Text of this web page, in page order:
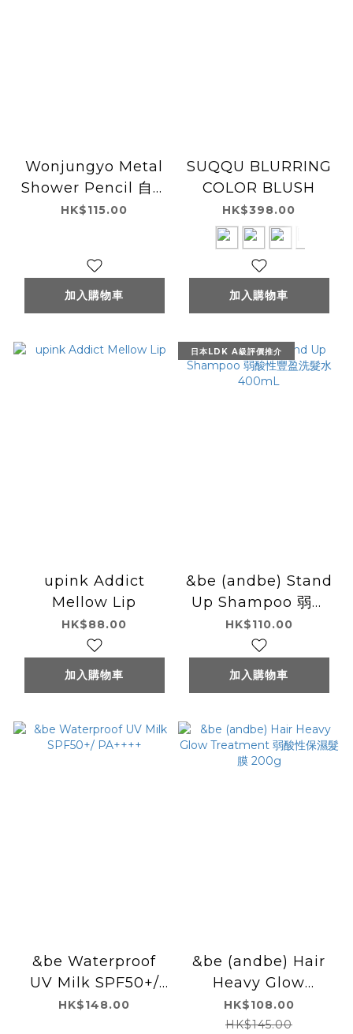
Wonjungyo Metal
Shower Pencil 自然
妝感淚袋修飾筆
HK$115.00
加入購物車
SUQQU BLURRING
COLOR BLUSH
HK$398.00
加入購物車
upink Addict
Mellow Lip
HK$88.00
加入購物車
日本LDK A級評價推介
&be (andbe) Stand
Up Shampoo 弱酸
性豐盈洗髮水400mL
HK$110.00
加入購物車
&be Waterproof
UV Milk SPF50+/
PA++++
HK$148.00
&be (andbe) Hair
Heavy Glow
Treatment 弱酸性保
濕髮膜 200g
HK$108.00
HK$145.00